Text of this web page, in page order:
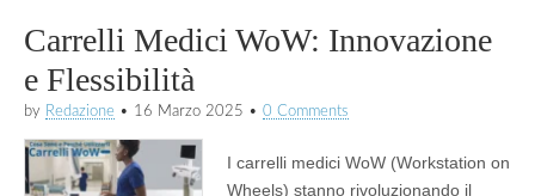
Carrelli Medici WoW: Innovazione
e Flessibilità
by Redazione • 16 Marzo 2025 • 0 Comments
I carrelli medici WoW (Workstation on
Wheels) stanno rivoluzionando il